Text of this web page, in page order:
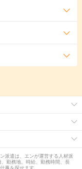
派遣は、エンが運営する人材派
勤務地、時給、勤務時間、長
事を探せます。